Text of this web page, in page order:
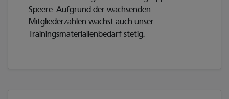
Speere. Aufgrund der wachsenden
Mitgliederzahlen wächst auch unser
Trainingsmaterialienbedarf stetig.